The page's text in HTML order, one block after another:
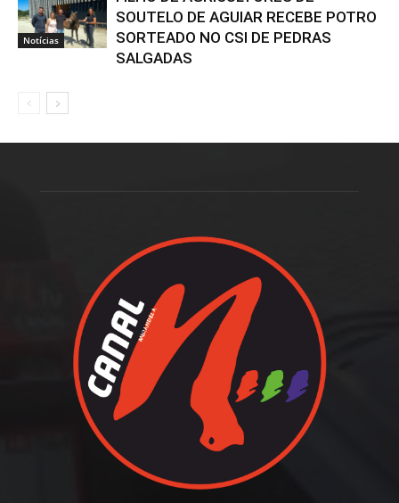
Notícias
SOUTELO DE AGUIAR RECEBE POTRO
SORTEADO NO CSI DE PEDRAS
SALGADAS